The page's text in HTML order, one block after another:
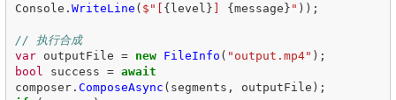
Console . WriteLine ( $"[ {level } ] {message} " ));
// 执行合成
var
outputFile = new FileInfo ( "output.mp4" );
bool
success = await
composer. ComposeAsync ( segments , outputFile );